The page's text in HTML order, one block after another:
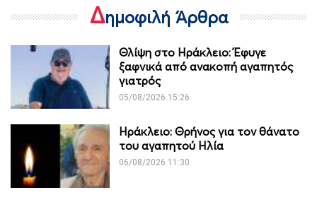
Δημοφιλή Άρθρα
Θλίψη στο Ηράκλειο: Έφυγε
ξαφνικά από ανακοπή αγαπητός
γιατρός
05/08/2026 15:26
Ηράκλειο: Θρήνος για τον θάνατο
του αγαπητού Ηλία
06/08/2026 11:30